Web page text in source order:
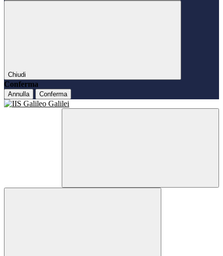
Chiudi
Conferma
Annulla Conferma